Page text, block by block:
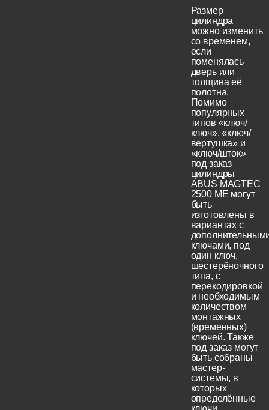
Размер
цилиндра
можно изменить
со временем,
если
поменялась
дверь или
толщина её
полотна.
Помимо
популярных
типов «ключ/
ключ», «ключ/
вертушка» и
«ключ/шток»
под заказ
цилиндры
ABUS MAGTEC
2500 ME могут
быть
изготовлены в
вариантах с
ключами, под
один ключ,
шестерёночного
типа, с
перекодировкой
и необходимым
количеством
монтажных
(временных)
ключей. Также
под заказ могут
быть собраны
мастер-
системы, в
которых
определённые